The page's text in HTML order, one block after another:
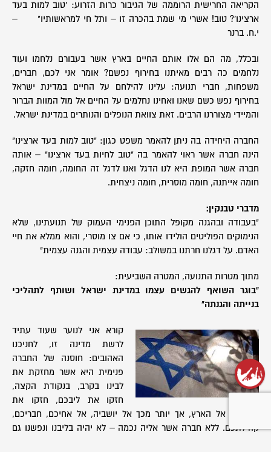
הקריאה החרישית הרוממה של הגיבור כרות הזרוע: 'טוב למות בעד
ארצינו'? טוב! אשרי מי שמת בהכרה זו – ותל חי למראשותיו" –
י.ח. ברנר
ובכלל, מה הם אלו אותם החיים בארץ אשר בעבורם נלחמו ועוד
נלחמים כה רבים מאיתנו בחירוף נפשם? אומר אני לכם, חברים,
משפחות, חברי תנועה: עלינו להילחם על החיים במדינת ישראל
בחירוף נפש כשם שאנו ואחינו נחלמים על החיים אל מול המוות הברור
והמיידי מצוררנו הרבים. זאת צוואת הנופלים והנותרים במדינת ישראל.
החברה היחידה בה ניתן להאמר משפט כגון: "טוב למות בעד ארצינו"
הינה חברה אשר ראוי להאמר בה "טוב לחיות בעד ארצינו" – אותה
חברה אשר המופת היא לנו הדגל ואנו לדגל זה החומה, חומה חזקה,
חומה אייתנה, חומה מוסרית, חומה ניצחית.
מדברי טבנקין:
"בעבודה ובהגנה מקופל התוכן הפנימי העמוק של תנועתינו, שלא
הנימוקים הפוליטים הולידו אותו, כי אם צו מוסרי, והוא ממלא את חיי
האדם. על דגלנו חרתנו במשולב: עבודה עצמית והגנה עצמית"
מתוך מטרות התנועה, המטרה השביעית:
"בוגר השואף להגשים עצמו במדינת ישראל ושותף לתהליכי
בנייתה והגנתה"
קורא אני לנוער שעוד עתיד
לרשת מדינה זו, לחניכנו
האהובים: חוסנה של החברה
פנימית היא אשר מחזקת את
לבינו בקרב, בנקודת הקצה,
חזקו את ליבכם, חזקו את
קישרכם אל הארץ, אך יותר מכך אל יושביה, אל אחיכם, חבריכם,
קהילתכם. ללא חברה אשר אליה נכמה – לא יהיה בליבנו ונפשנו גם